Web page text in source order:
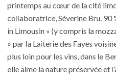
printemps au cœur de la cité
collaboratrice, Séverine Bru. 90
in Limousin » (y compris la
» par la Laiterie des Fayes
plus loin pour les vins, dans le
elle aime la nature préservée et